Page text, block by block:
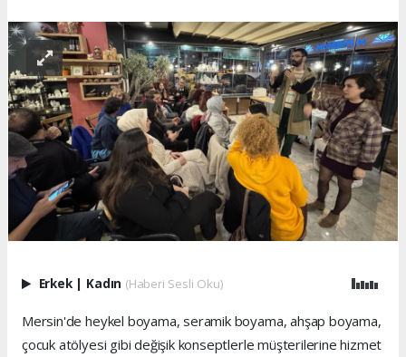
Erkek | Kadın (Haberi Sesli Oku)
Mersin'de heykel boyama, seramik boyama, ahşap boyama,
çocuk atölyesi gibi değişik konseptlerle müşterilerine hizmet